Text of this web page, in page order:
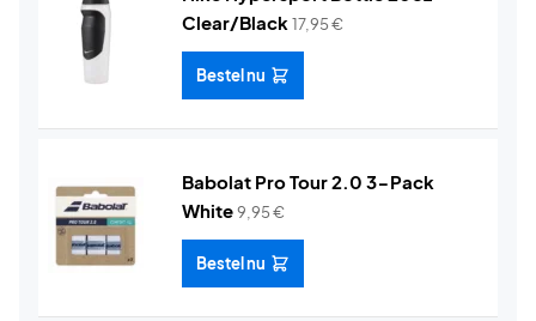
Clear/Black17,95€
Bestel nu
Babolat Pro Tour 2.0 3-Pack
White9,95€
Bestel nu